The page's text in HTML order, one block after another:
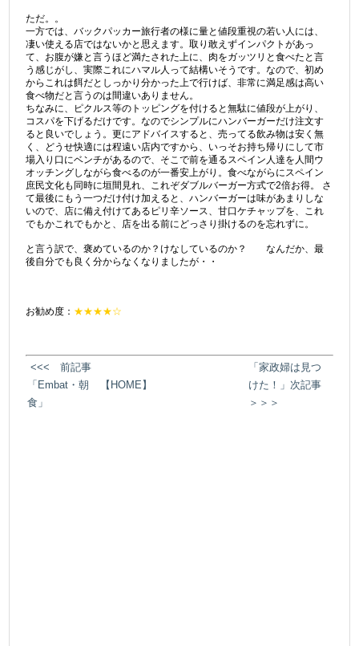
ただ。。
一方では、バックパッカー旅行者の様に量と値段重視の若い人には、
凄い使える店ではないかと思えます。取り敢えずインパクトがあっ
て、お腹が嫌と言うほど満たされた上に、肉をガッツリと食べたと言
う感じがし、実際これにハマル人って結構いそうです。なので、初め
からこれは餌だとしっかり分かった上で行けば、非常に満足感は高い
食べ物だと言うのは間違いありません。
ちなみに、ピクルス等のトッピングを付けると無駄に値段が上がり、
コスパを下げるだけです。なのでシンプルにハンバーガーだけ注文す
ると良いでしょう。更にアドバイスすると、売ってる飲み物は安く無
く、どうせ快適には程遠い店内ですから、いっそお持ち帰りにして市
場入り口にベンチがあるので、そこで前を通るスペイン人達を人間ウ
オッチングしながら食べるのが一番安上がり。食べながらにスペイン
庶民文化も同時に垣間見れ、これぞダブルバーガー方式で2倍お得。 さ
て最後にもう一つだけ付け加えると、ハンバーガーは味があまりしな
いので、店に備え付けてあるピリ辛ソース、甘口ケチャップを、これ
でもかこれでもかと、店を出る前にどっさり掛けるのを忘れずに。
と言う訳で、褒めているのか？けなしているのか？ なんだか、最
後自分でも良く分からなくなりましたが・・
お勧め度： ★★★★☆
<<< 前記事
「Embat・朝
食」
【HOME】
「家政婦は見つ
けた！」次記事
＞＞＞